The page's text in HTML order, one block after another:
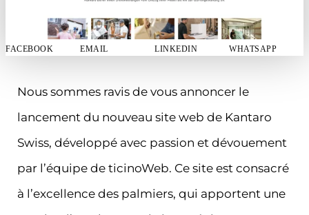
FACEBOOK EMAIL LINKEDIN WHATSAPP
Nous sommes ravis de vous annoncer le
lancement du nouveau site web de Kantaro
Swiss, développé avec passion et dévouement
par l’équipe de ticinoWeb. Ce site est consacré
à l’excellence des palmiers, qui apportent une